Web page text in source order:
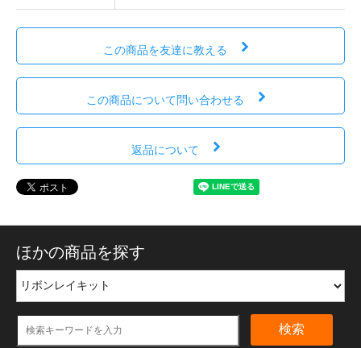
この商品を友達に教える
この商品について問い合わせる
返品について
ほかの商品を探す
検索